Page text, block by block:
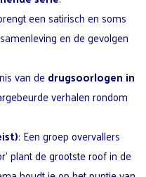
een satirisch en soms
en de gevolgen
van dedrugsoorlogen in
verhalen rondom
: Een groep overvallers
plant de grootste roof in de